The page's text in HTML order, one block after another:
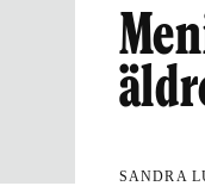
SANDRA